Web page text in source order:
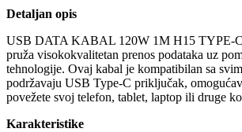
Detaljan opis
USB DATA KABAL 120W 1M H15 TYPE-
pruža visokokvalitetan prenos podataka uz
tehnologije. Ovaj kabal je kompatibilan sa
podržavaju USB Type-C priključak,
povežete svoj telefon, tablet, laptop ili druge
Karakteristike